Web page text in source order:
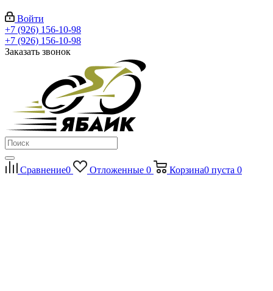
Войти
+7 (926) 156-10-98
+7 (926) 156-10-98
Заказать звонок
Сравнение0 Отложенные 0 Корзина0 пуста 0